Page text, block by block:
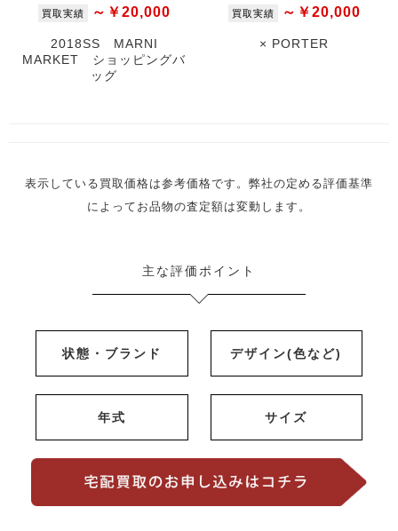
買取実績 ～￥20,000
2018SS MARNI
MARKET ショッピングバ
ッグ
買取実績 ～￥20,000
× PORTER
表示している買取価格は参考価格です。弊社の定める評価基準
によってお品物の査定額は変動します。
主な評価ポイント
状態・ブランド デザイン(色など)
年式 サイズ